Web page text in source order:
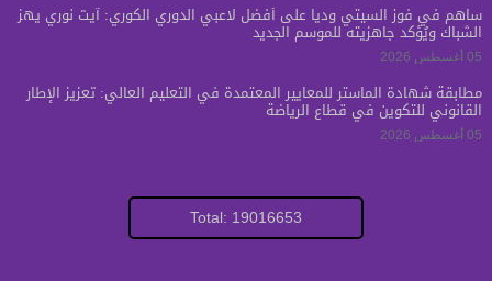
ساهم في فوز السيتي ودياً على أفضل لاعبي الدوري الكوري: آيت نوري يهز
الشباك ويُؤكد جاهزيته للموسم الجديد
05 أغسطس 2026
مطابقة شهادة الماستر للمعايير المعتمدة في التعليم العالي: تعزيز الإطار
القانوني للتكوين في قطاع الرياضة
05 أغسطس 2026
Total: 19016653